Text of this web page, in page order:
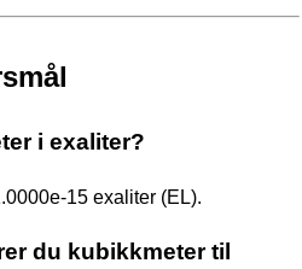
i exaliter?
15 exaliter (EL).
du kubikkmeter til